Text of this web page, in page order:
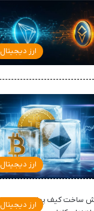
ارز دیجیتال
ارز دیجیتال
ارز دیجیتال